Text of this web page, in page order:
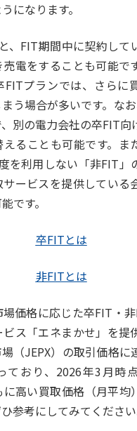
になります。
、FIT期間中に契約して
電をすることも可能で
FITプランでは、さらに
う場合が多いです。な
別の電力会社の卒FIT向
えることも可能です。ま
を利用しない「非FIT」
サービスを提供している
です。
卒FITとは
非FITとは
価格に応じた卒FIT・
ス「エネまかせ」を提
（JEPX）の取引価格に
ており、2026年3月時
高い買取価格（月平均
参考にしてみてください